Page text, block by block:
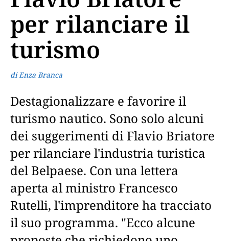
per rilanciare il
turismo
di Enza Branca
Destagionalizzare e favorire il
turismo nautico. Sono solo alcuni
dei suggerimenti di Flavio Briatore
per rilanciare l'industria turistica
del Belpaese. Con una lettera
aperta al ministro Francesco
Rutelli, l'imprenditore ha tracciato
il suo programma. "Ecco alcune